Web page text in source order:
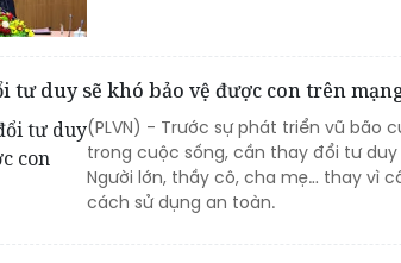
tư duy sẽ khó bảo vệ được con trên
(PLVN) - Trước sự phát triển vũ bão
trong cuộc sống, cần thay đổi tư
Người lớn, thầy cô, cha mẹ… thay vì
cách sử dụng an toàn.